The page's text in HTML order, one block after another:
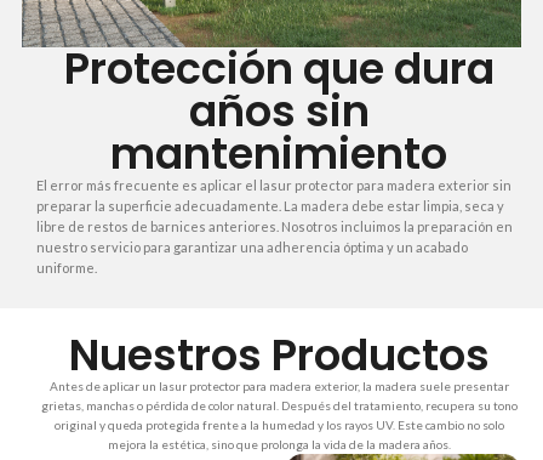
Protección que dura
años sin
mantenimiento
El error más frecuente es aplicar el lasur protector para madera exterior sin
preparar la superficie adecuadamente. La madera debe estar limpia, seca y
libre de restos de barnices anteriores. Nosotros incluimos la preparación en
nuestro servicio para garantizar una adherencia óptima y un acabado
uniforme.
Nuestros Productos
Antes de aplicar un lasur protector para madera exterior, la madera suele presentar
grietas, manchas o pérdida de color natural. Después del tratamiento, recupera su tono
original y queda protegida frente a la humedad y los rayos UV. Este cambio no solo
mejora la estética, sino que prolonga la vida de la madera años.